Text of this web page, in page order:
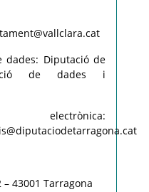
dades: Diputació de
de dades i
43001 Tarragona